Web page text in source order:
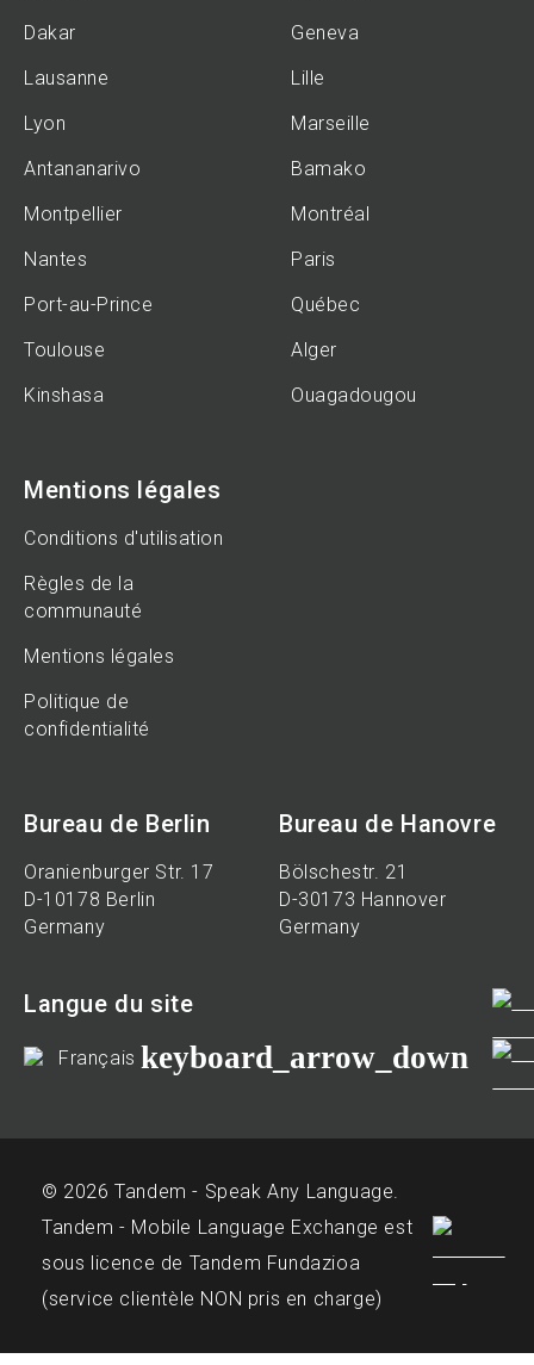
Dakar
Geneva
Lausanne
Lille
Lyon
Marseille
Antananarivo
Bamako
Montpellier
Montréal
Nantes
Paris
Port-au-Prince
Québec
Toulouse
Alger
Kinshasa
Ouagadougou
Mentions légales
Conditions d'utilisation
Règles de la
communauté
Mentions légales
Politique de
confidentialité
Bureau de Berlin
Oranienburger Str. 17
D-10178 Berlin
Germany
Bureau de Hanovre
Bölschestr. 21
D-30173 Hannover
Germany
Langue du site
Français keyboard_arrow_down
© 2026 Tandem - Speak Any Language.
Tandem - Mobile Language Exchange est
sous licence de Tandem Fundazioa
(service clientèle NON pris en charge)